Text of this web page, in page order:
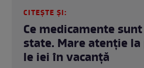
CITEȘTE ȘI:
Ce medicamente
state. Mare atenție
le iei în vacanță